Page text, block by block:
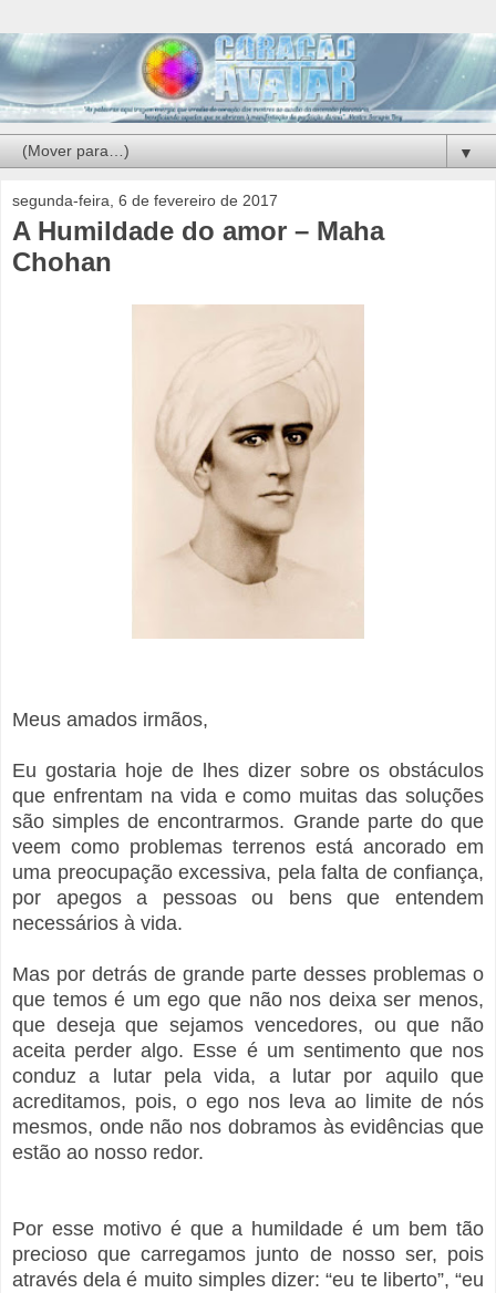
▼
segunda-feira, 6 de fevereiro de 2017
A Humildade do amor – Maha
Chohan
Meus amados irmãos,
Eu gostaria hoje de lhes dizer sobre os obstáculos
que enfrentam na vida e como muitas das soluções
são simples de encontrarmos. Grande parte do que
veem como problemas terrenos está ancorado em
uma preocupação excessiva, pela falta de confiança,
por apegos a pessoas ou bens que entendem
necessários à vida.
Mas por detrás de grande parte desses problemas o
que temos é um ego que não nos deixa ser menos,
que deseja que sejamos vencedores, ou que não
aceita perder algo. Esse é um sentimento que nos
conduz a lutar pela vida, a lutar por aquilo que
acreditamos, pois, o ego nos leva ao limite de nós
mesmos, onde não nos dobramos às evidências que
estão ao nosso redor.
Por esse motivo é que a humildade é um bem tão
precioso que carregamos junto de nosso ser, pois
através dela é muito simples dizer: “eu te liberto”, “eu